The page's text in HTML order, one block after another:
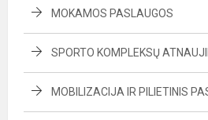
MOKAMOS PASLAUGOS
SPORTO KOMPLEKSŲ
MOBILIZACIJA IR PILIETINIS